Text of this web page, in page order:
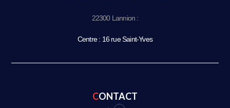
22300 Lannion :
Centre : 16 rue Saint-Yves
CONTACT